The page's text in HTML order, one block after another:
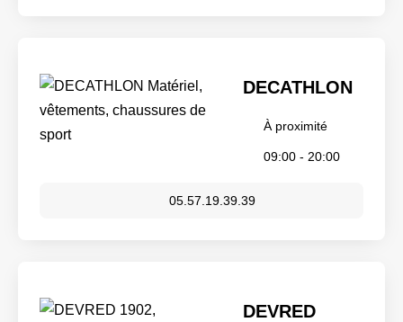
DECATHLON
À proximité
09:00 - 20:00
05.57.19.39.39
DEVRED